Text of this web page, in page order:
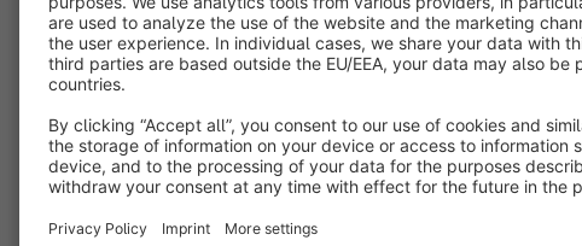
Price on Request
3.8(3)
By Inter Medien Networks GmbH - The price will be
replaced by "Price on request" in the case of fixed
articles.